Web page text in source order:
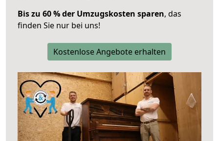
Bis zu 60 % der Umzugskosten sparen, das
finden Sie nur bei uns!
Kostenlose Angebote erhalten